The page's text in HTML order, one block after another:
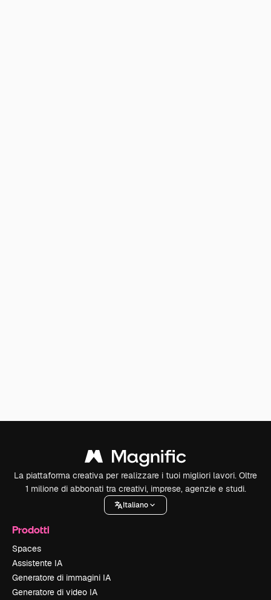
La piattaforma creativa per realizzare i tuoi migliori lavori. Oltre
1 milione di abbonati tra creativi, imprese, agenzie e studi.
Italiano
Prodotti
Spaces
Assistente IA
Generatore di immagini IA
Generatore di video IA